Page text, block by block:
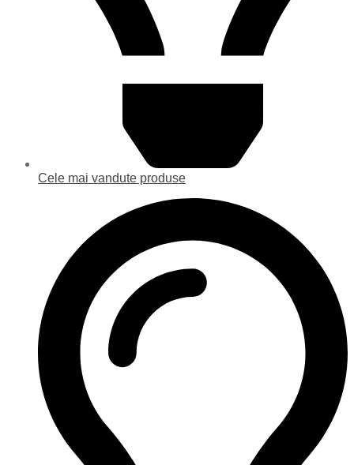
Cele mai vandute produse